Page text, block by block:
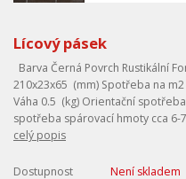
Lícový pásek
Barva Černá Povrch Rustikální
210x23x65 (mm) Spotřeba na
Váha 0.5 (kg) Orientační
spotřeba spárovací hmoty cca 6-
celý popis
Dostupnost Není skladem